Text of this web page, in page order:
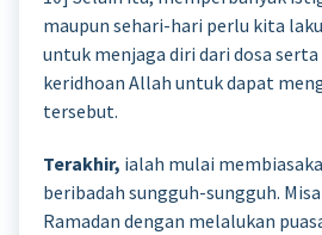
maupun sehari-hari perlu kita
untuk menjaga diri dari dosa
keridhoan Allah untuk dapat
tersebut.
Terakhir, ialah mulai
beribadah sungguh-sungguh.
Ramadan dengan melalukan